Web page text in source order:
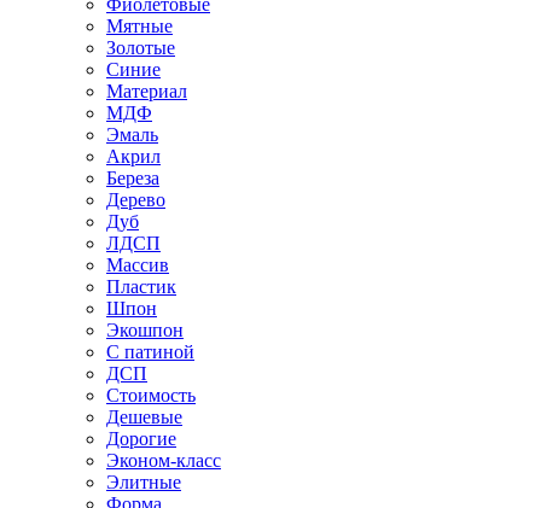
Фиолетовые
Мятные
Золотые
Синие
Материал
МДФ
Эмаль
Акрил
Береза
Дерево
Дуб
ЛДСП
Массив
Пластик
Шпон
Экошпон
С патиной
ДСП
Стоимость
Дешевые
Дорогие
Эконом-класс
Элитные
Форма